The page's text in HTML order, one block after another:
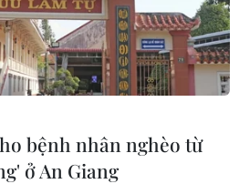
bệnh nhân nghèo từ
ở An Giang